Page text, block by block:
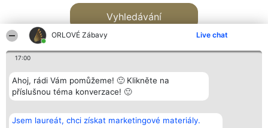
ORLOVÉ Zábavy Live chat
17:00
Ahoj, rádi Vám pomůžeme! 🙂 Klikněte na
příslušnou téma konverzace! 🙂
Jsem laureát, chci získat marketingové materiály.
Vyhledávání
Bright Side Solutions sp. z o.
o. sp. k.
Vítězové
Seznam všech
Kontakt